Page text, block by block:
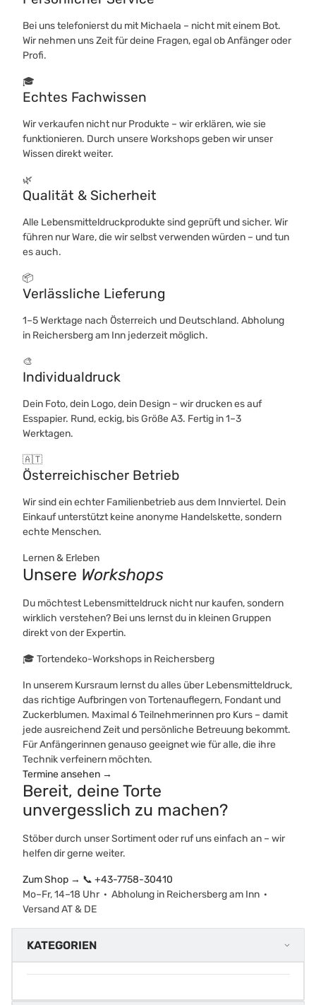
Bei uns telefonierst du mit Michaela – nicht mit einem Bot.
Wir nehmen uns Zeit für deine Fragen, egal ob Anfänger oder
Profi.
🎓
Echtes Fachwissen
Wir verkaufen nicht nur Produkte – wir erklären, wie sie
funktionieren. Durch unsere Workshops geben wir unser
Wissen direkt weiter.
🌿
Qualität & Sicherheit
Alle Lebensmitteldruckprodukte sind geprüft und sicher. Wir
führen nur Ware, die wir selbst verwenden würden – und tun
es auch.
📦
Verlässliche Lieferung
1–5 Werktage nach Österreich und Deutschland. Abholung
in Reichersberg am Inn jederzeit möglich.
🎨
Individualdruck
Dein Foto, dein Logo, dein Design – wir drucken es auf
Esspapier. Rund, eckig, bis Größe A3. Fertig in 1–3
Werktagen.
🇦🇹
Österreichischer Betrieb
Wir sind ein echter Familienbetrieb aus dem Innviertel. Dein
Einkauf unterstützt keine anonyme Handelskette, sondern
echte Menschen.
Lernen & Erleben
Unsere Workshops
Du möchtest Lebensmitteldruck nicht nur kaufen, sondern
wirklich verstehen? Bei uns lernst du in kleinen Gruppen
direkt von der Expertin.
🎓 Tortendeko-Workshops in Reichersberg
In unserem Kursraum lernst du alles über Lebensmitteldruck,
das richtige Aufbringen von Tortenauflegern, Fondant und
Zuckerblumen. Maximal 6 Teilnehmerinnen pro Kurs – damit
jede ausreichend Zeit und persönliche Betreuung bekommt.
Für Anfängerinnen genauso geeignet wie für alle, die ihre
Technik verfeinern möchten.
Termine ansehen →
Bereit, deine Torte
unvergesslich zu machen?
Stöber durch unser Sortiment oder ruf uns einfach an – wir
helfen dir gerne weiter.
Zum Shop → 📞 +43-7758-30410
Mo–Fr, 14–18 Uhr · Abholung in Reichersberg am Inn ·
Versand AT & DE
KATEGORIEN